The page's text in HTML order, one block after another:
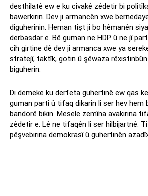
desthilatê ew e ku civakê zêdetir bi
bawerkirin. Dev ji armancên xwe
diguherînin. Heman tişt ji bo hêmanên
derbasdar e. Bê guman ne HDP û ne jî
cih girtine dê dev ji armanca xwe ya
stratejî, taktîk, gotin û şêwaza
biguherin.
Di demeke ku derfeta guhertinê ew qas
guman partî û tifaq dikarin li ser hev hem
bandorê bikin. Mesele zemîna avakirina
zêdetir e. Lê ne tifaqên li ser hilbijartnê.
pêşvebirina demokrasî û guhertinên